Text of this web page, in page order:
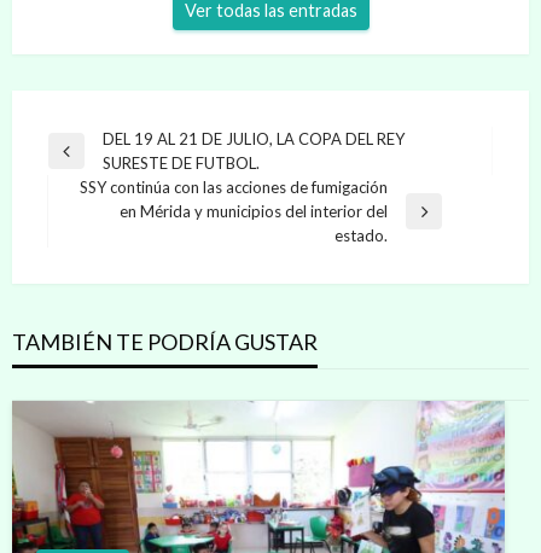
Ver todas las entradas
Navegación
entradas
Entrada
anterior
DEL 19 AL 21 DE JULIO, LA COPA DEL REY
SURESTE DE FUTBOL.
Entrada
SSY continúa con las acciones de fumigación
en Mérida y municipios del interior del
estado.
TAMBIÉN TE PODRÍA GUSTAR